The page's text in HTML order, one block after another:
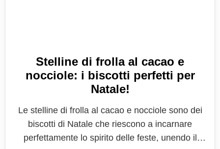
Stelline di frolla al cacao e
nocciole: i biscotti perfetti per
Natale!
Le stelline di frolla al cacao e nocciole sono dei
biscotti di Natale che riescono a incarnare
perfettamente lo spirito delle feste, unendo il